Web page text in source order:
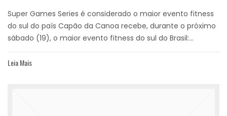
Super Games Series é considerado o maior evento fitness
do sul do país Capão da Canoa recebe, durante o próximo
sábado (19), o maior evento fitness do sul do Brasil:...
Leia Mais